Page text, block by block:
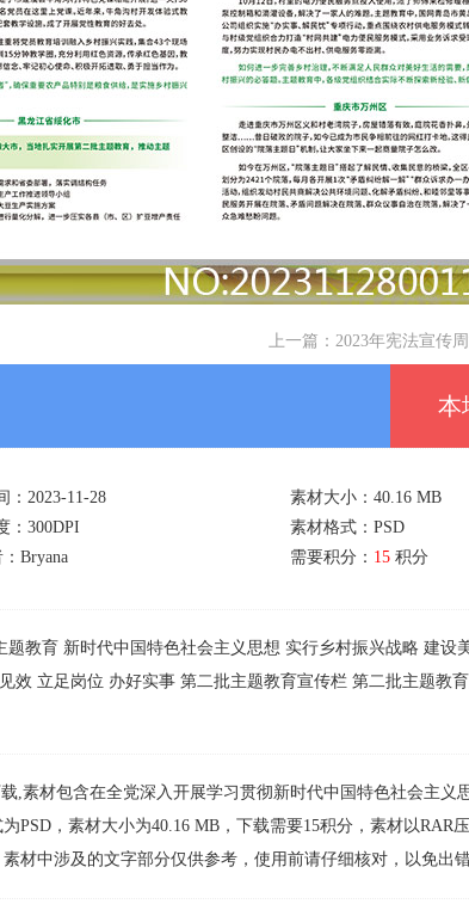
上一篇： 2023年宪法宣传
本
：2023-11-28
素材大小：40.16 MB
：300DPI
素材格式：PSD
Bryana 需要积分： 15 积分
题教育 新时代中国特色社会主义思想 实行乡村振兴战略 建设
效 立足岗位 办好实事 第二批主题教育宣传栏 第二批主题教
,素材包含在全党深入开展学习贯彻新时代中国特色社会主义
PSD，素材大小为40.16 MB，下载需要15积分，素材以RAR
材中涉及的文字部分仅供参考，使用前请仔细核对，以免出错